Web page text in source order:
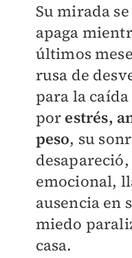
Su mirada
apaga
últimos
rusa de
para la
por estrés,
peso, su
emocional,
ausencia en
miedo
casa.